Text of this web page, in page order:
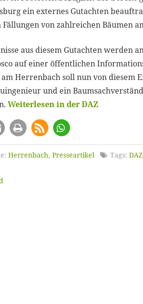
ein externes Gutachten
Fällungen von zahlreichen Bäumen
aus diesem Gutachten werden
auf einer öffentlichen
Herrenbach soll nun von diesem
und ein
Weiterlesen in der DAZ
Herrenbach, Presseartikel Tags: DAZ